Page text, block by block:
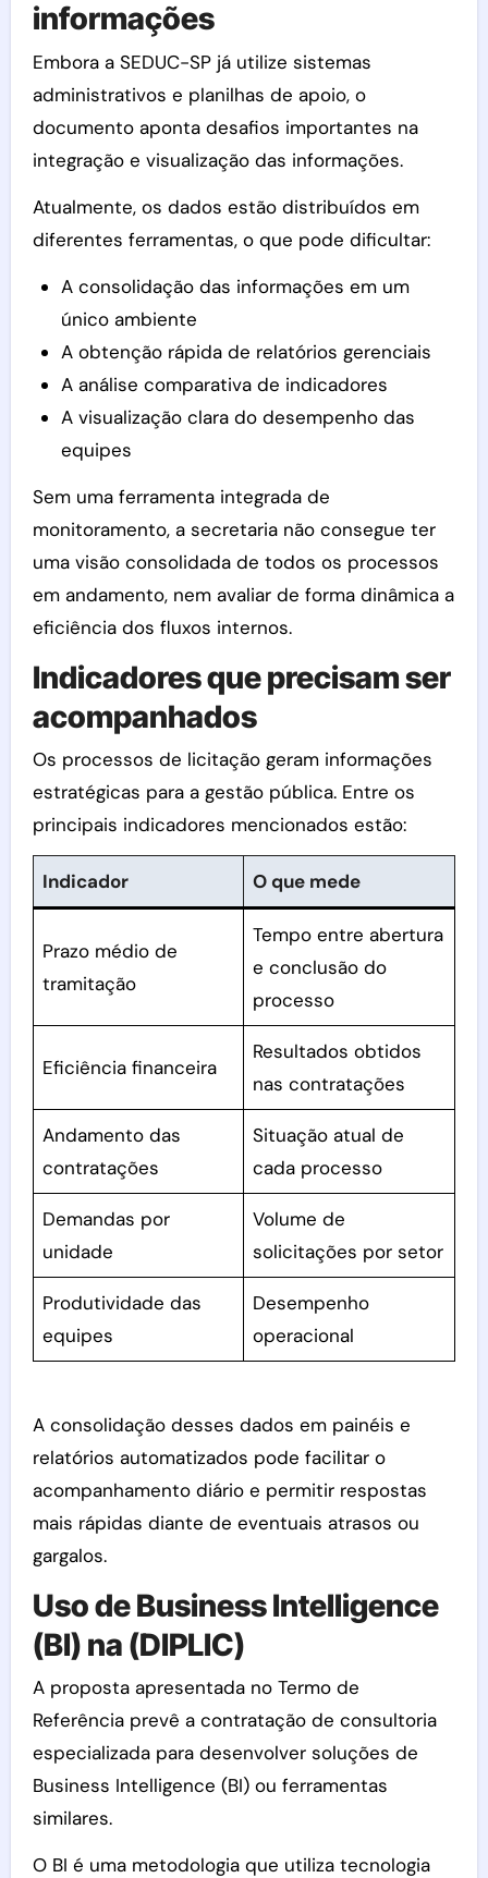
informações
Embora a SEDUC-SP já utilize sistemas
administrativos e planilhas de apoio, o
documento aponta desafios importantes na
integração e visualização das informações.
Atualmente, os dados estão distribuídos em
diferentes ferramentas, o que pode dificultar:
A consolidação das informações em um
único ambiente
A obtenção rápida de relatórios gerenciais
A análise comparativa de indicadores
A visualização clara do desempenho das
equipes
Sem uma ferramenta integrada de
monitoramento, a secretaria não consegue ter
uma visão consolidada de todos os processos
em andamento, nem avaliar de forma dinâmica a
eficiência dos fluxos internos.
Indicadores que precisam ser
acompanhados
Os processos de licitação geram informações
estratégicas para a gestão pública. Entre os
principais indicadores mencionados estão:
Indicador O que mede
Prazo médio de
tramitação
Tempo entre abertura
e conclusão do
processo
Eficiência financeira
Resultados obtidos
nas contratações
Andamento das
contratações
Situação atual de
cada processo
Demandas por
unidade
Volume de
solicitações por setor
Produtividade das
equipes
Desempenho
operacional
A consolidação desses dados em painéis e
relatórios automatizados pode facilitar o
acompanhamento diário e permitir respostas
mais rápidas diante de eventuais atrasos ou
gargalos.
Uso de Business Intelligence
(BI) na (DIPLIC)
A proposta apresentada no Termo de
Referência prevê a contratação de consultoria
especializada para desenvolver soluções de
Business Intelligence (BI) ou ferramentas
similares.
O BI é uma metodologia que utiliza tecnologia